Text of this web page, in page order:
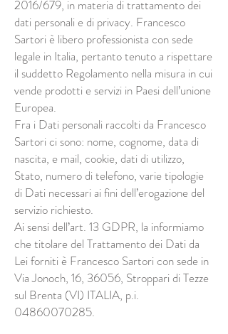
2016/679, in materia di trattamento dei
dati personali e di privacy. Francesco
Sartori è libero professionista con sede
legale in Italia, pertanto tenuto a rispettare
il suddetto Regolamento nella misura in cui
vende prodotti e servizi in Paesi dell’unione
Europea.
Fra i Dati personali raccolti da Francesco
Sartori ci sono: nome, cognome, data di
nascita, e mail, cookie, dati di utilizzo,
Stato, numero di telefono, varie tipologie
di Dati necessari ai fini dell’erogazione del
servizio richiesto.
Ai sensi dell’art. 13 GDPR, la informiamo
che titolare del Trattamento dei Dati da
Lei forniti è Francesco Sartori con sede in
Via Jonoch, 16, 36056, Stroppari di Tezze
sul Brenta (VI) ITALIA, p.i.
04860070285.